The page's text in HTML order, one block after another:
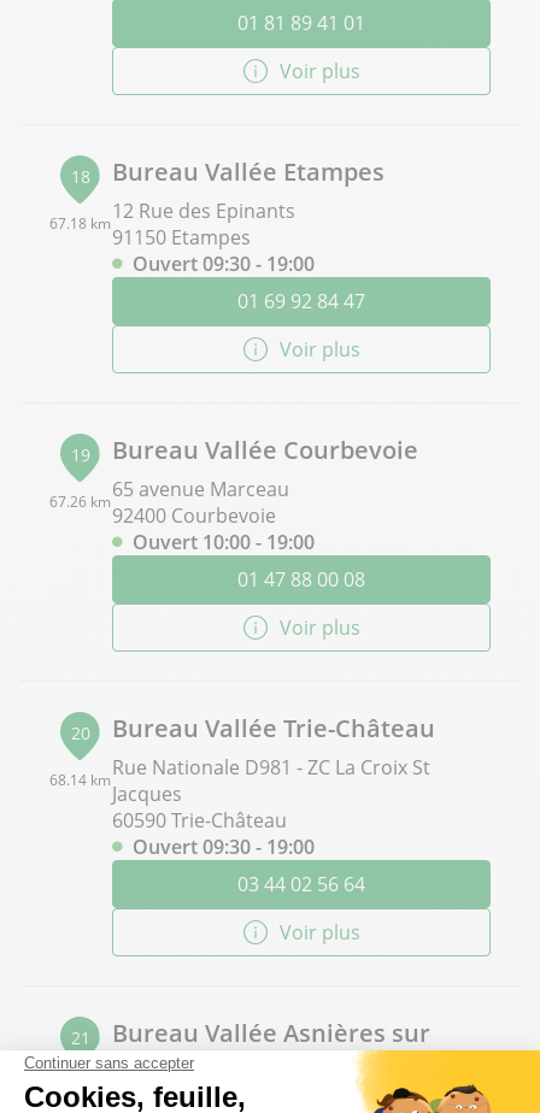
01 81 89 41 01
Voir plus
18
67.18 km
Bureau Vallée Etampes
12 Rue des Epinants
91150 Etampes
Ouvert 09:30 - 19:00
01 69 92 84 47
Voir plus
19
67.26 km
Bureau Vallée Courbevoie
65 avenue Marceau
92400 Courbevoie
Ouvert 10:00 - 19:00
01 47 88 00 08
Voir plus
20
68.14 km
Bureau Vallée Trie-Château
Rue Nationale D981 - ZC La Croix St
Jacques
60590 Trie-Château
Ouvert 09:30 - 19:00
03 44 02 56 64
Voir plus
21
70.21 km
Bureau Vallée Asnières sur
Seine
49 avenue de la Marne